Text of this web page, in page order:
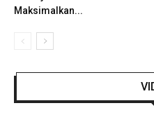
Maksimalkan...